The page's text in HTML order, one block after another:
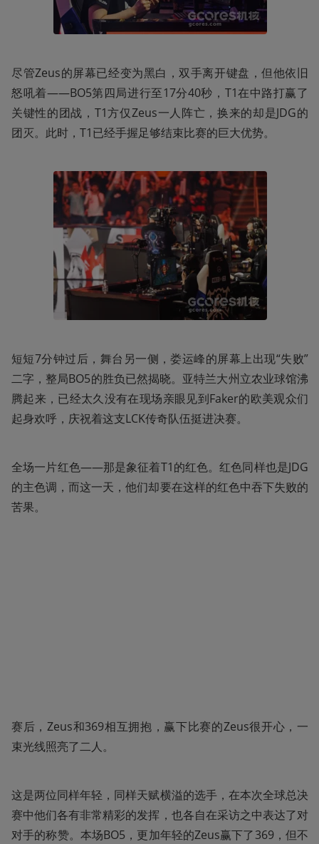
尽管Zeus的屏幕已经变为黑白，双手离开键盘，但他依旧
怒吼着——BO5第四局进行至17分40秒，T1在中路打赢了
关键性的团战，T1方仅Zeus一人阵亡，换来的却是JDG的
团灭。此时，T1已经手握足够结束比赛的巨大优势。
短短7分钟过后，舞台另一侧，娄运峰的屏幕上出现“失败”
二字，整局BO5的胜负已然揭晓。亚特兰大州立农业球馆沸
腾起来，已经太久没有在现场亲眼见到Faker的欧美观众们
起身欢呼，庆祝着这支LCK传奇队伍挺进决赛。
全场一片红色——那是象征着T1的红色。红色同样也是JDG
的主色调，而这一天，他们却要在这样的红色中吞下失败的
苦果。
赛后，Zeus和369相互拥抱，赢下比赛的Zeus很开心，一
束光线照亮了二人。
这是两位同样年轻，同样天赋横溢的选手，在本次全球总决
赛中他们各有非常精彩的发挥，也各自在采访之中表达了对
对手的称赞。本场BO5，更加年轻的Zeus赢下了369，但不